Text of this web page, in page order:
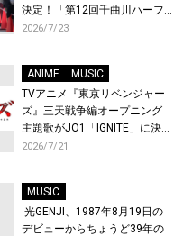
決定！「第12回千曲川ハーフ
マラソン」エントリー受付開
2026/7/23
ANIME
MUSIC
TVアニメ『東京リベンジャー
ズ』三天戦争編オープニング
主題歌がJO1「IGNITE」に決
定！メンバー全員から喜びと
先行上映会を開催！
2026/7/21
MUSIC
光GENJI、1987年8月19日の
デビューからちょうど39年の